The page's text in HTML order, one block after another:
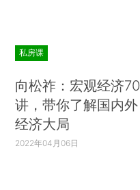
私房课
向松祚：宏观经济70
讲，带你了解国内外
经济大局
2022年04月06日